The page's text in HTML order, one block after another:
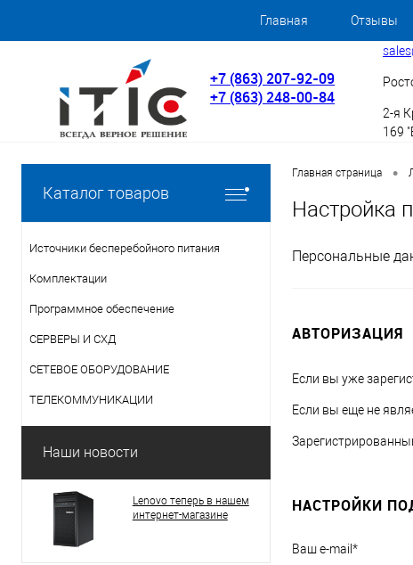
Главная Отзывы
+7 (863) 207-92-09
+7 (863) 248-00-84
2-я
169
Каталог товаров
Источники бесперебойного питания
Комплектации
Программное обеспечение
СЕРВЕРЫ И СХД
СЕТЕВОЕ ОБОРУДОВАНИЕ
ТЕЛЕКОММУНИКАЦИИ
Наши новости
Lenovo теперь в нашем
интернет-магазине
Главная страница •
Настройка
Персональные
АВТОРИЗАЦИЯ
Если вы уже
Если вы еще не
НАСТРОЙКИ
Ваш e-mail *